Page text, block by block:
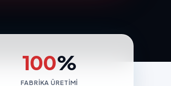
100%
FABRIKA ÜRETIMI